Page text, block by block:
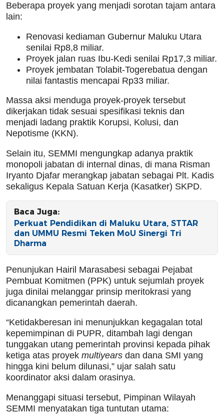
Beberapa proyek yang menjadi sorotan tajam antara
lain:
Renovasi kediaman Gubernur Maluku Utara
senilai Rp8,8 miliar.
Proyek jalan ruas Ibu-Kedi senilai Rp17,3 miliar.
Proyek jembatan Tolabit-Togerebatua dengan
nilai fantastis mencapai Rp33 miliar.
Massa aksi menduga proyek-proyek tersebut
dikerjakan tidak sesuai spesifikasi teknis dan
menjadi ladang praktik Korupsi, Kolusi, dan
Nepotisme (KKN).
Selain itu, SEMMI mengungkap adanya praktik
monopoli jabatan di internal dinas, di mana Risman
Iryanto Djafar merangkap jabatan sebagai Plt. Kadis
sekaligus Kepala Satuan Kerja (Kasatker) SKPD.
Baca Juga:
Perkuat Pendidikan di Maluku Utara, STTAR
dan UMMU Resmi Teken MoU Sinergi Tri
Dharma
Penunjukan Hairil Marasabesi sebagai Pejabat
Pembuat Komitmen (PPK) untuk sejumlah proyek
juga dinilai melanggar prinsip meritokrasi yang
dicanangkan pemerintah daerah.
“Ketidakberesan ini menunjukkan kegagalan total
kepemimpinan di PUPR, ditambah lagi dengan
tunggakan utang pemerintah provinsi kepada pihak
ketiga atas proyek multiyears dan dana SMI yang
hingga kini belum dilunasi,” ujar salah satu
koordinator aksi dalam orasinya.
Menanggapi situasi tersebut, Pimpinan Wilayah
SEMMI menyatakan tiga tuntutan utama: